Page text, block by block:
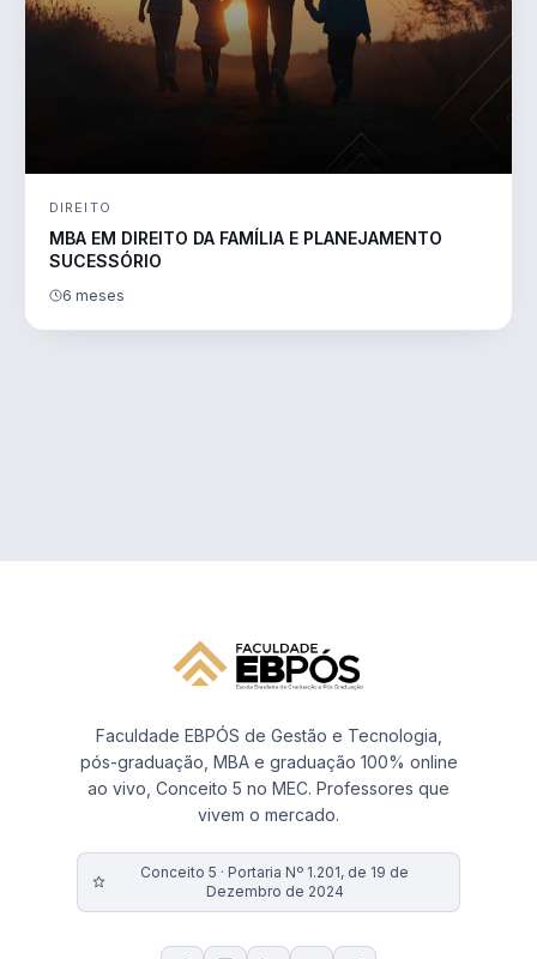
DIREITO
MBA EM DIREITO DA FAMÍLIA E PLANEJAMENTO
SUCESSÓRIO
6 meses
Faculdade EBPÓS de Gestão e Tecnologia,
pós-graduação, MBA e graduação 100% online
ao vivo, Conceito 5 no MEC. Professores que
vivem o mercado.
Conceito 5 · Portaria Nº 1.201, de 19 de
Dezembro de 2024